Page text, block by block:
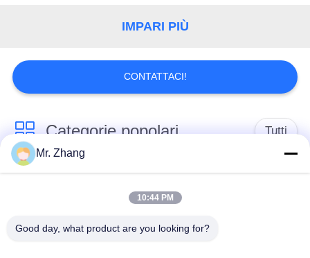
IMPARI PIÙ
CONTATTACI!
Categorie popolari Tutti
giapponesi
Briciole di pane di
Mr. Zhang
10:44 PM
Good day, what product are you looking for?